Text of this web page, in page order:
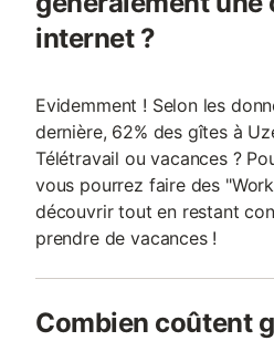
internet ?
Evidemment ! Selon les
dernière, 62% des gîtes à
Télétravail ou vacances ?
vous pourrez faire des
découvrir tout en restant
prendre de vacances !
Combien coûtent